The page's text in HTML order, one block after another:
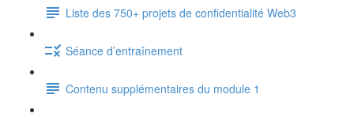
Liste des 750+ projets de confidentialité Web3
Séance d’entraînement
Contenu supplémentaires du module 1